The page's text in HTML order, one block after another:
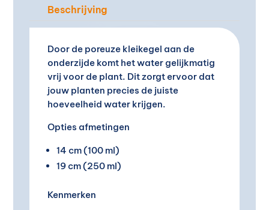
i
:
Beschrijving
Door de poreuze kleikegel aan de
onderzijde komt het water gelijkmatig
vrij voor de plant. Dit zorgt ervoor dat
jouw planten precies de juiste
hoeveelheid water krijgen.
Opties afmetingen
14 cm (100 ml)
19 cm (250 ml)
Kenmerken